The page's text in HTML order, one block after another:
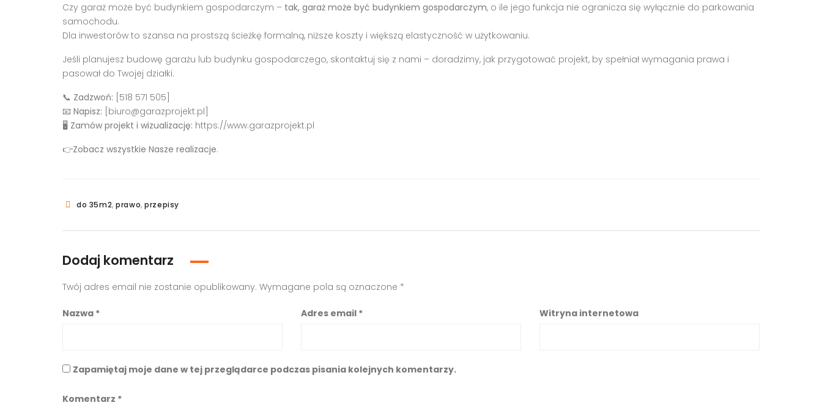
Czy garaż może być budynkiem gospodarczym – tak, garaż może być budynkiem gospodarczym, o ile jego funkcja nie ogranicza się wyłącznie do parkowania
samochodu.
Dla inwestorów to szansa na prostszą ścieżkę formalną, niższe koszty i większą elastyczność w użytkowaniu.
Jeśli planujesz budowę garażu lub budynku gospodarczego, skontaktuj się z nami – doradzimy, jak przygotować projekt, by spełniał wymagania prawa i
pasował do Twojej działki.
📞 Zadzwoń: [518 571 505]
📧 Napisz: [biuro@garazprojekt.pl]
🖥 Zamów projekt i wizualizację: https://www.garazprojekt.pl
👉Zobacz wszystkie Nasze realizacje.
do 35m2,prawo,przepisy
Dodaj komentarz
Twój adres email nie zostanie opublikowany. Wymagane pola są oznaczone *
Nazwa * Adres email * Witryna internetowa
Zapamiętaj moje dane w tej przeglądarce podczas pisania kolejnych komentarzy.
Komentarz *